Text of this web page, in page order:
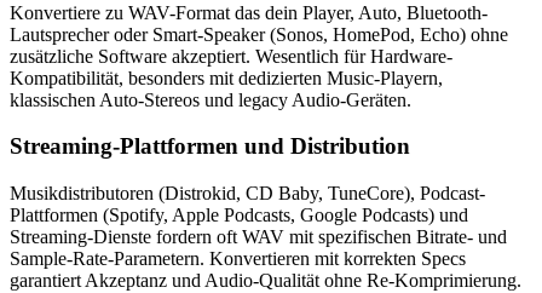
Konvertiere zu WAV-Format das dein Player, Auto, Bluetooth-
Lautsprecher oder Smart-Speaker (Sonos, HomePod, Echo) ohne
zusätzliche Software akzeptiert. Wesentlich für Hardware-
Kompatibilität, besonders mit dedizierten Music-Playern,
klassischen Auto-Stereos und legacy Audio-Geräten.
Streaming-Plattformen und Distribution
Musikdistributoren (Distrokid, CD Baby, TuneCore), Podcast-
Plattformen (Spotify, Apple Podcasts, Google Podcasts) und
Streaming-Dienste fordern oft WAV mit spezifischen Bitrate- und
Sample-Rate-Parametern. Konvertieren mit korrekten Specs
garantiert Akzeptanz und Audio-Qualität ohne Re-Komprimierung.